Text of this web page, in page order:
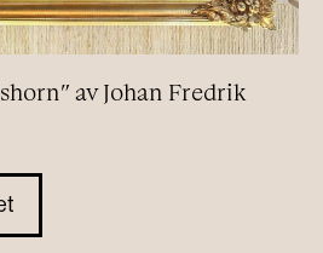
av Johan Fredrik